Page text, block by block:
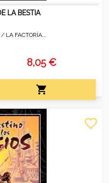
LA BESTIA
/ LA FACTORÍA...
8,05 €

favorite_border